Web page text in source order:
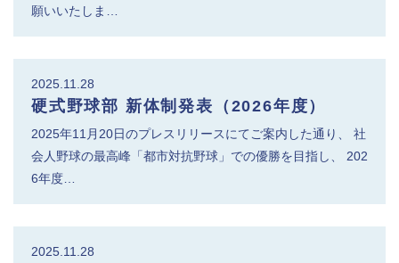
願いいたしま…
2025.11.28
硬式野球部 新体制発表（2026年度）
2025年11月20日のプレスリリースにてご案内した通り、 社
会人野球の最高峰「都市対抗野球」での優勝を目指し、 202
6年度…
2025.11.28